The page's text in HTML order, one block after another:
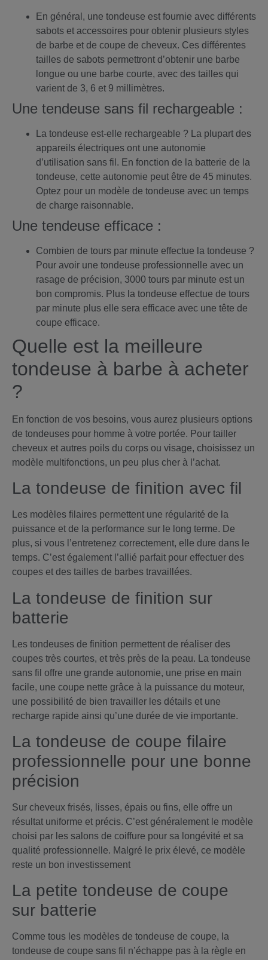
En général, une tondeuse est fournie avec différents
sabots et accessoires pour obtenir plusieurs styles
de barbe et de coupe de cheveux. Ces différentes
tailles de sabots permettront d’obtenir une barbe
longue ou une barbe courte, avec des tailles qui
varient de 3, 6 et 9 millimètres.
Une tendeuse sans fil rechargeable :
La tondeuse est-elle rechargeable ? La plupart des
appareils électriques ont une autonomie
d’utilisation sans fil. En fonction de la batterie de la
tondeuse, cette autonomie peut être de 45 minutes.
Optez pour un modèle de tondeuse avec un temps
de charge raisonnable.
Une tendeuse efficace :
Combien de tours par minute effectue la tondeuse ?
Pour avoir une tondeuse professionnelle avec un
rasage de précision, 3000 tours par minute est un
bon compromis. Plus la tondeuse effectue de tours
par minute plus elle sera efficace avec une tête de
coupe efficace.
Quelle est la meilleure
tondeuse à barbe à acheter
?
En fonction de vos besoins, vous aurez plusieurs options
de tondeuses pour homme à votre portée. Pour tailler
cheveux et autres poils du corps ou visage, choisissez un
modèle multifonctions, un peu plus cher à l’achat.
La tondeuse de finition avec fil
Les modèles filaires permettent une régularité de la
puissance et de la performance sur le long terme. De
plus, si vous l’entretenez correctement, elle dure dans le
temps. C’est également l’allié parfait pour effectuer des
coupes et des tailles de barbes travaillées.
La tondeuse de finition sur
batterie
Les tondeuses de finition permettent de réaliser des
coupes très courtes, et très près de la peau. La tondeuse
sans fil offre une grande autonomie, une prise en main
facile, une coupe nette grâce à la puissance du moteur,
une possibilité de bien travailler les détails et une
recharge rapide ainsi qu’une durée de vie importante.
La tondeuse de coupe filaire
professionnelle pour une bonne
précision
Sur cheveux frisés, lisses, épais ou fins, elle offre un
résultat uniforme et précis. C’est généralement le modèle
choisi par les salons de coiffure pour sa longévité et sa
qualité professionnelle. Malgré le prix élevé, ce modèle
reste un bon investissement
La petite tondeuse de coupe
sur batterie
Comme tous les modèles de tondeuse de coupe, la
tondeuse de coupe sans fil n’échappe pas à la règle en